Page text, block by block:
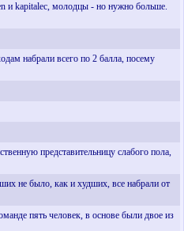
и kapitalec, молодцы - но нужно больше.
набрали всего по 2 балла, посему
представительницу слабого пола,
не было, как и худших, все набрали от
пять человек, в основе были двое из